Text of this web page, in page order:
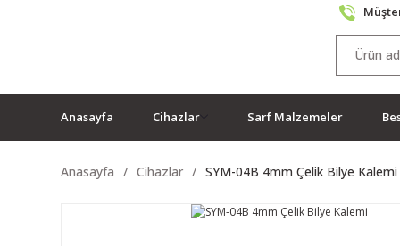
Anasayfa Cihazlar Sarf Malzemeler
Anasayfa Cihazlar SYM-04B 4mm Çelik Bilye Kalemi